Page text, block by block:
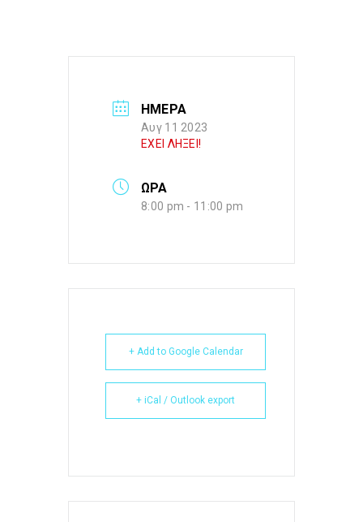
ΗΜΕΡΑ
Αυγ 11 2023
ΕΧΕΙ ΛΗΞΕΙ!
ΩΡΑ
8:00 pm - 11:00 pm
+ Add to Google Calendar
+ iCal / Outlook export